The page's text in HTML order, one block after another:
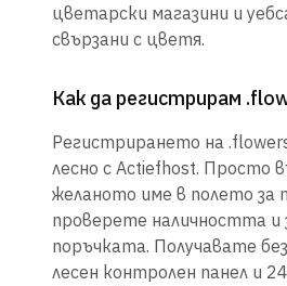
цветарски магазини и
свързани с цветя.
Как да регистрирам
Регистрирането на
лесно с Actiefhost. Просто
желаното име в полето за
проверете наличността
поръчката. Получавате
лесен контролен панел и